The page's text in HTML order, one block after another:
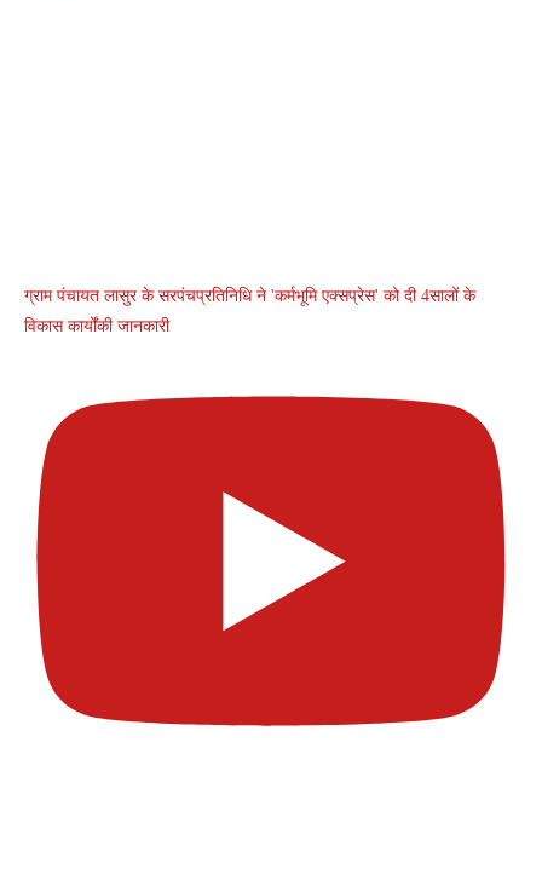
ग्राम पंचायत लासुर के सरपंचप्रतिनिधि ने 'कर्मभूमि एक्सप्रेस' को दी 4सालों के
विकास कार्योंकी जानकारी